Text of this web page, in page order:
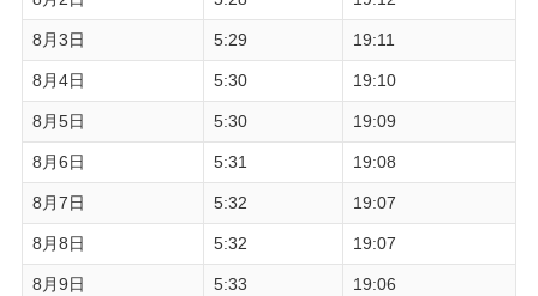
8月3日 5:29 19:11
8月4日 5:30 19:10
8月5日 5:30 19:09
8月6日 5:31 19:08
8月7日 5:32 19:07
8月8日 5:32 19:07
8月9日 5:33 19:06